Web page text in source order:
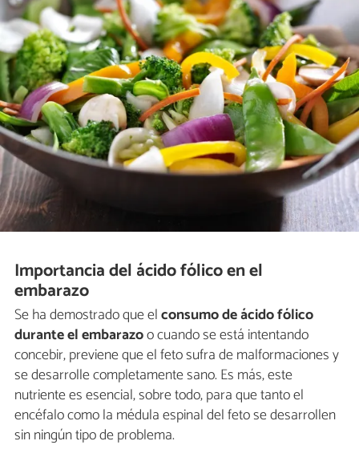
Importancia del ácido fólico en el
embarazo
Se ha demostrado que elconsumo de ácido fólico
durante el embarazoo cuando se está intentando
concebir, previene que el feto sufra de malformaciones y
se desarrolle completamente sano. Es más, este
nutriente es esencial, sobre todo, para que tanto el
encéfalo como la médula espinal del feto se desarrollen
sin ningún tipo de problema.